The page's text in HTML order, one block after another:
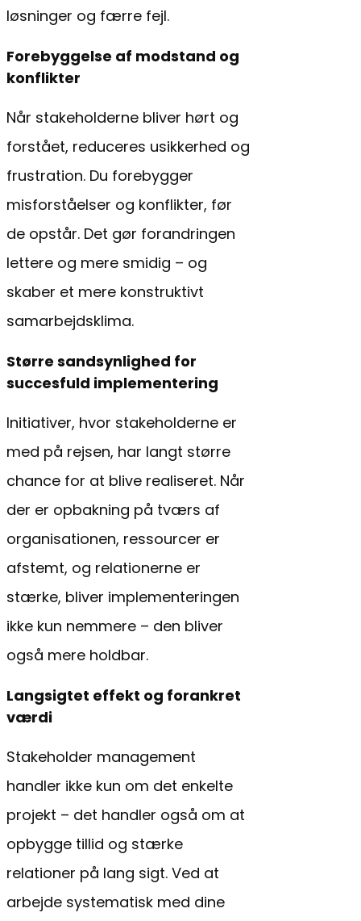
løsninger og færre fejl.
Forebyggelse af modstand og
konflikter
Når stakeholderne bliver hørt og
forstået, reduceres usikkerhed og
frustration. Du forebygger
misforståelser og konflikter, før
de opstår. Det gør forandringen
lettere og mere smidig – og
skaber et mere konstruktivt
samarbejdsklima.
Større sandsynlighed for
succesfuld implementering
Initiativer, hvor stakeholderne er
med på rejsen, har langt større
chance for at blive realiseret. Når
der er opbakning på tværs af
organisationen, ressourcer er
afstemt, og relationerne er
stærke, bliver implementeringen
ikke kun nemmere – den bliver
også mere holdbar.
Langsigtet effekt og forankret
værdi
Stakeholder management
handler ikke kun om det enkelte
projekt – det handler også om at
opbygge tillid og stærke
relationer på lang sigt. Ved at
arbejde systematisk med dine